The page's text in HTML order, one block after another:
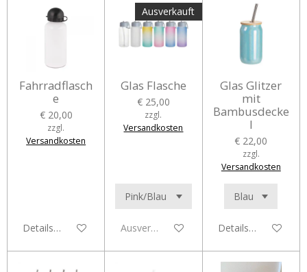
Fahrradflasch
e
€ 20,00
zzgl.
Versandkosten
Details anzeigen
Ausverkauft
Glas Flasche
€ 25,00
zzgl.
Versandkosten
Ausverkauft
Glas Glitzer
mit
Bambusdecke
l
€ 22,00
zzgl.
Versandkosten
Details anzeigen